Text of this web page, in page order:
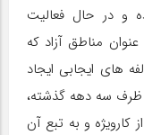
و در حال فعالیت
مناطق آزاد که
های ایجابی ایجاد
ظرف سه دهه گذشته،
کارویژه و به تبع آن